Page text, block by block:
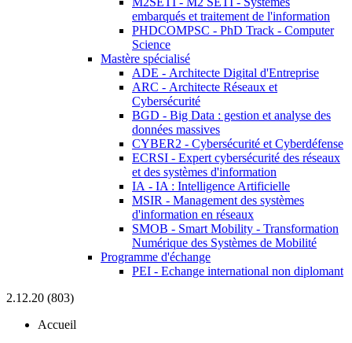
embarqués et traitement de l'information
PHDCOMPSC - PhD Track - Computer
Science
Mastère spécialisé
ADE - Architecte Digital d'Entreprise
ARC - Architecte Réseaux et
Cybersécurité
BGD - Big Data : gestion et analyse des
données massives
CYBER2 - Cybersécurité et Cyberdéfense
ECRSI - Expert cybersécurité des réseaux
et des systèmes d'information
IA - IA : Intelligence Artificielle
MSIR - Management des systèmes
d'information en réseaux
SMOB - Smart Mobility - Transformation
Numérique des Systèmes de Mobilité
Programme d'échange
PEI - Echange international non diplomant
2.12.20 (803)
Accueil